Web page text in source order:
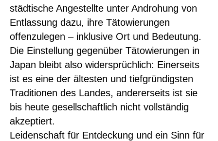
städtische Angestellte unter Androhung von
Entlassung dazu, ihre Tätowierungen
offenzulegen – inklusive Ort und Bedeutung.
Die Einstellung gegenüber Tätowierungen in
Japan bleibt also widersprüchlich: Einerseits
ist es eine der ältesten und tiefgründigsten
Traditionen des Landes, andererseits ist sie
bis heute gesellschaftlich nicht vollständig
akzeptiert.
Leidenschaft für Entdeckung und ein Sinn für